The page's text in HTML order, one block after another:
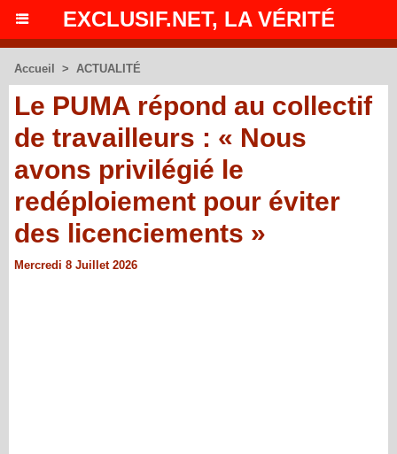
EXCLUSIF.NET, LA VÉRITÉ
Accueil > ACTUALITÉ
Le PUMA répond au collectif
de travailleurs : « Nous
avons privilégié le
redéploiement pour éviter
des licenciements »
Mercredi 8 Juillet 2026